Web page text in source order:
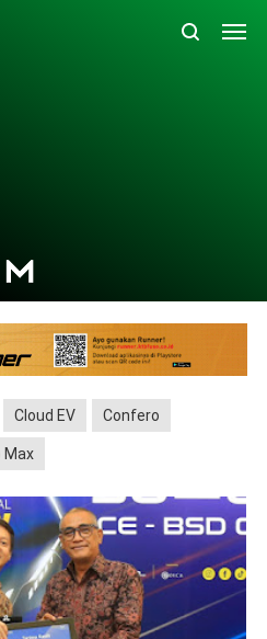
Cloud EV Confero
Max